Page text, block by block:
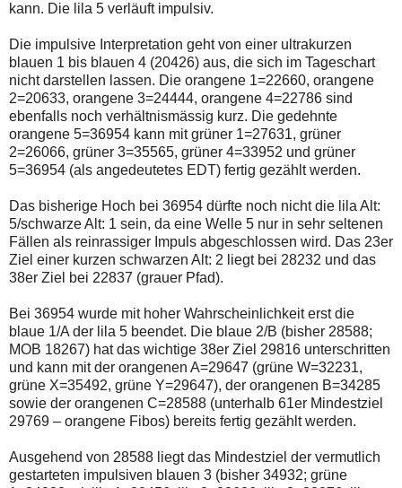
kann. Die lila 5 verläuft impulsiv.
Die impulsive Interpretation geht von einer ultrakurzen
blauen 1 bis blauen 4 (20426) aus, die sich im Tageschart
nicht darstellen lassen. Die orangene 1=22660, orangene
2=20633, orangene 3=24444, orangene 4=22786 sind
ebenfalls noch verhältnismässig kurz. Die gedehnte
orangene 5=36954 kann mit grüner 1=27631, grüner
2=26066, grüner 3=35565, grüner 4=33952 und grüner
5=36954 (als angedeutetes EDT) fertig gezählt werden.
Das bisherige Hoch bei 36954 dürfte noch nicht die lila Alt:
5/schwarze Alt: 1 sein, da eine Welle 5 nur in sehr seltenen
Fällen als reinrassiger Impuls abgeschlossen wird. Das 23er
Ziel einer kurzen schwarzen Alt: 2 liegt bei 28232 und das
38er Ziel bei 22837 (grauer Pfad).
Bei 36954 wurde mit hoher Wahrscheinlichkeit erst die
blaue 1/A der lila 5 beendet. Die blaue 2/B (bisher 28588;
MOB 18267) hat das wichtige 38er Ziel 29816 unterschritten
und kann mit der orangenen A=29647 (grüne W=32231,
grüne X=35492, grüne Y=29647), der orangenen B=34285
sowie der orangenen C=28588 (unterhalb 61er Mindestziel
29769 – orangene Fibos) bereits fertig gezählt werden.
Ausgehend von 28588 liegt das Mindestziel der vermutlich
gestarteten impulsiven blauen 3 (bisher 34932; grüne